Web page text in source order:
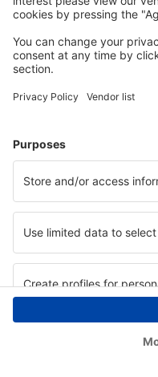
Copyright © eSky.at. Alle